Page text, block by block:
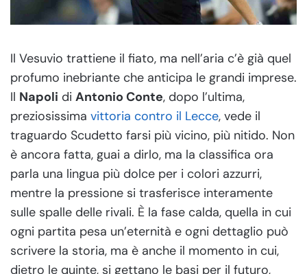
Il Vesuvio trattiene il fiato, ma nell’aria c’è già quel
profumo inebriante che anticipa le grandi imprese.
Il Napoli di Antonio Conte, dopo l’ultima,
preziosissima vittoria contro il Lecce, vede il
traguardo Scudetto farsi più vicino, più nitido. Non
è ancora fatta, guai a dirlo, ma la classifica ora
parla una lingua più dolce per i colori azzurri,
mentre la pressione si trasferisce interamente
sulle spalle delle rivali. È la fase calda, quella in cui
ogni partita pesa un’eternità e ogni dettaglio può
scrivere la storia, ma è anche il momento in cui,
dietro le quinte, si gettano le basi per il futuro,